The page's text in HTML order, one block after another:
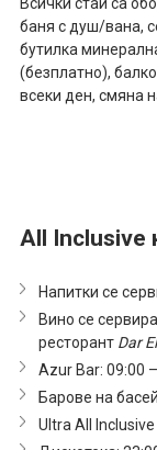
баня с душ/вана,
бутилка
(безплатно),
всеки ден, смяна
All Inclusive
Напитки се
Вино се
ресторант Dar
Azur Bar: 09:00
Барове на
Ultra All